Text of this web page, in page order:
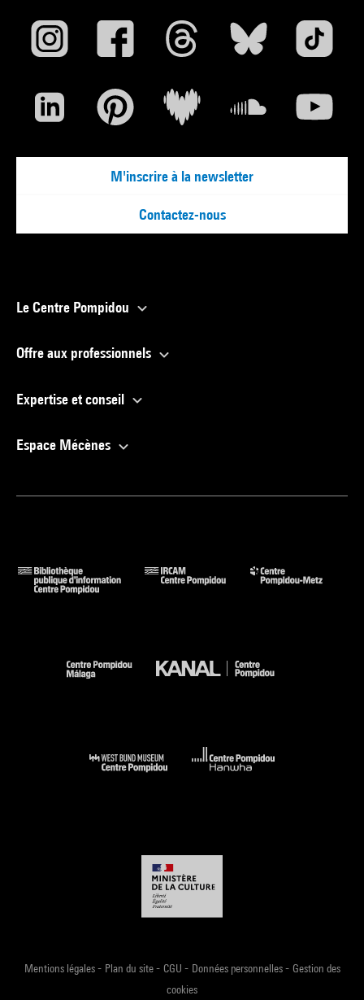
M'inscrire à la newsletter
Contactez-nous
Le Centre Pompidou
Offre aux professionnels
Expertise et conseil
Espace Mécènes
Mentions légales- Plan du site- CGU - Données personnelles- Gestion des
cookies